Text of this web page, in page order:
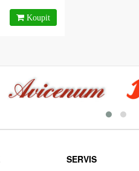
SERVIS